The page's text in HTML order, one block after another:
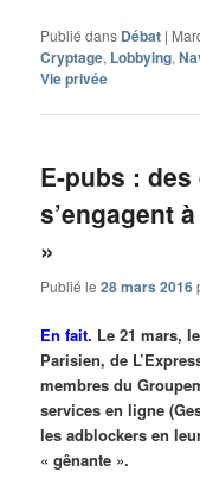
Publié dans Débat |
Cryptage, Lobbying,
Vie privée
E-pubs :
s’engagent
»
Publié le28 mars 2016
En fait. Le 21 mars,
Parisien, de
membres du
services en ligne
les adblockers en
« gênante ».